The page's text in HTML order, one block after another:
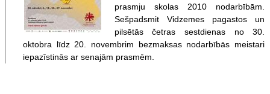
prasmju skolas 2010 nodarbībām.
Sešpadsmit Vidzemes pagastos un
pilsētās četras sestdienas no 30.
oktobra līdz 20. novembrim bezmaksas nodarbībās meistari
iepazīstinās ar senajām prasmēm.